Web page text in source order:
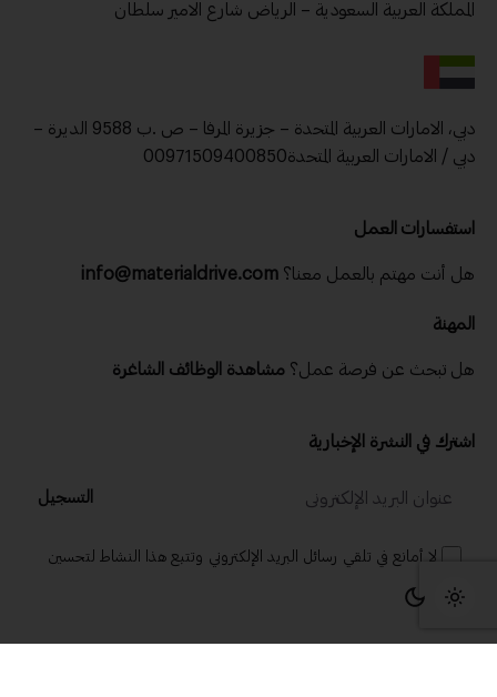
المملكة العربية السعودية – الرياض شارع الامير سلطان
دبي، الامارات العربية المتحدة – جزيرة المرفا – ص .ب 9588 الديرة –
دبي / الامارات العربية المتحدة00971509400850
استفسارات العمل
هل أنت مهتم بالعمل معنا؟ info@materialdrive.com
المهنة
هل تبحث عن فرصة عمل؟ مشاهدة الوظائف الشاغرة
اشترك في النشرة الإخبارية
التسجيل
لا أمانع في تلقي رسائل البريد الإلكتروني وتتبع هذا النشاط لتحسين